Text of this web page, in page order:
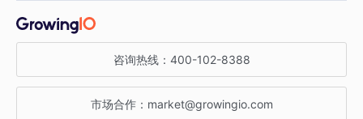
金融行业
获客分析
增长公开课
增长博客
关于 GrowingIO
增长大会
咨询热线： 400-102-8388
市场合作： market@growingio.com